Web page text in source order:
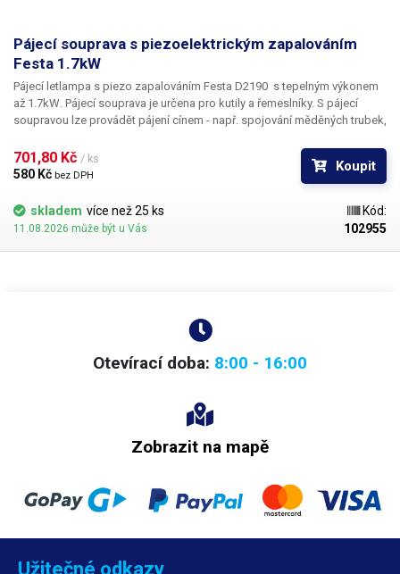
Pájecí souprava s piezoelektrickým zapalováním
Festa 1.7kW
Pájecí letlampa s piezo zapalováním Festa D2190 s tepelným výkonem
až 1.7kW. Pájecí souprava je určena pro kutily a řemeslníky. S pájecí
soupravou lze provádět pájení cínem - např. spojování měděných trubek,
Výkon lampy lze regulovat pomocí otočného regulátoru. Lampa
disponuje spolehlivým elektrickým piezo zapalováním, takže odpadá
nutnost nebezpečného zapalování. Letlapma Festa používá jednorázové
propichovací kartuše KP 02001, které lze u nás rovněž zakoupit. Kartuše
není součástí výrobku a je nutno ji dokoupit zvlášť.
701,80 Kč / ks
580 Kč bez DPH
Koupit
skladem více než 25 ks
11.08.2026 může být u Vás
Kód:
102955
Otevírací doba: 8:00 - 16:00
Zobrazit na mapě
Užitečné odkazy